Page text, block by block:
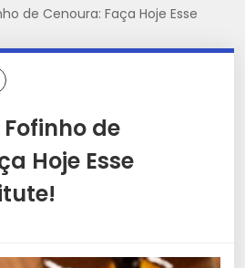
de Cenoura: Faça Hoje Esse
de
Hoje Esse